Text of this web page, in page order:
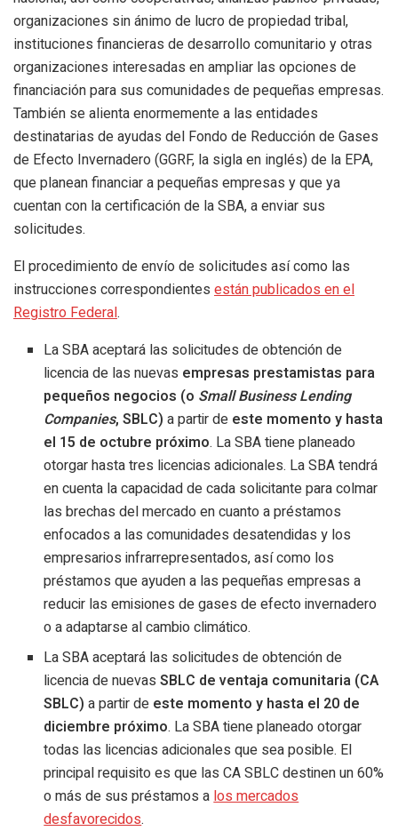
organizaciones sin ánimo de lucro de propiedad tribal,
instituciones financieras de desarrollo comunitario y otras
organizaciones interesadas en ampliar las opciones de
financiación para sus comunidades de pequeñas empresas.
También se alienta enormemente a las entidades
destinatarias de ayudas del Fondo de Reducción de Gases
de Efecto Invernadero (GGRF, la sigla en inglés) de la EPA,
que planean financiar a pequeñas empresas y que ya
cuentan con la certificación de la SBA, a enviar sus
solicitudes.
El procedimiento de envío de solicitudes así como las
instrucciones correspondientes están publicados en el
Registro Federal.
La SBA aceptará las solicitudes de obtención de
licencia de las nuevas empresas prestamistas para
pequeños negocios (o Small Business Lending
Companies, SBLC) a partir de este momento y hasta
el 15 de octubre próximo. La SBA tiene planeado
otorgar hasta tres licencias adicionales. La SBA tendrá
en cuenta la capacidad de cada solicitante para colmar
las brechas del mercado en cuanto a préstamos
enfocados a las comunidades desatendidas y los
empresarios infrarrepresentados, así como los
préstamos que ayuden a las pequeñas empresas a
reducir las emisiones de gases de efecto invernadero
o a adaptarse al cambio climático.
La SBA aceptará las solicitudes de obtención de
licencia de nuevasSBLC de ventaja comunitaria (CA
SBLC) a partir de este momento y hasta el 20 de
diciembre próximo. La SBA tiene planeado otorgar
todas las licencias adicionales que sea posible. El
principal requisito es que las CA SBLC destinen un 60%
o más de sus préstamos a los mercados
desfavorecidos.